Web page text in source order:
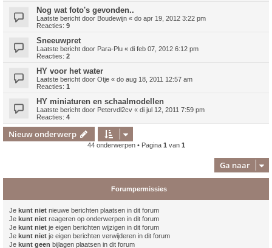
Nog wat foto's gevonden..
Laatste bericht door Boudewijn « do apr 19, 2012 3:22 pm
Reacties: 9
Sneeuwpret
Laatste bericht door Para-Plu « di feb 07, 2012 6:12 pm
Reacties: 2
HY voor het water
Laatste bericht door Otje « do aug 18, 2011 12:57 am
Reacties: 1
HY miniaturen en schaalmodellen
Laatste bericht door Petervdl2cv « di jul 12, 2011 7:59 pm
Reacties: 4
Nieuw onderwerp
44 onderwerpen • Pagina 1 van 1
Ga naar
Forumpermissies
Je kunt niet nieuwe berichten plaatsen in dit forum
Je kunt niet reageren op onderwerpen in dit forum
Je kunt niet je eigen berichten wijzigen in dit forum
Je kunt niet je eigen berichten verwijderen in dit forum
Je kunt geen bijlagen plaatsen in dit forum